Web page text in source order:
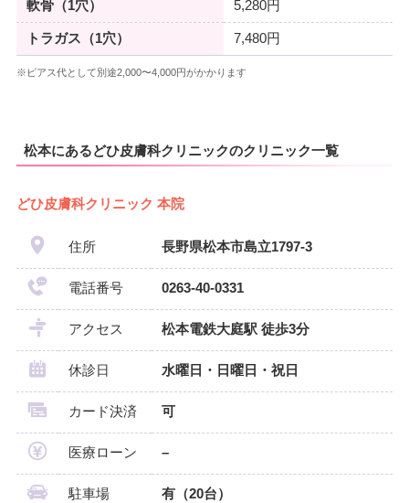
軟骨（1穴） 5,280円
トラガス（1穴） 7,480円
※ピアス代として別途2,000〜4,000円がかかります
松本にあるどひ皮膚科クリニックのクリニック一覧
どひ皮膚科クリニック 本院
住所 長野県松本市島立1797-3
電話番号 0263-40-0331
アクセス 松本電鉄大庭駅 徒歩3分
休診日 水曜日・日曜日・祝日
カード決済 可
医療ローン –
駐車場 有（20台）